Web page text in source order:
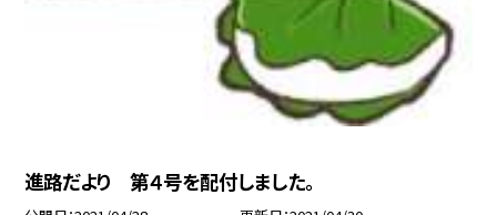
進路だより 第４号を配付しました。